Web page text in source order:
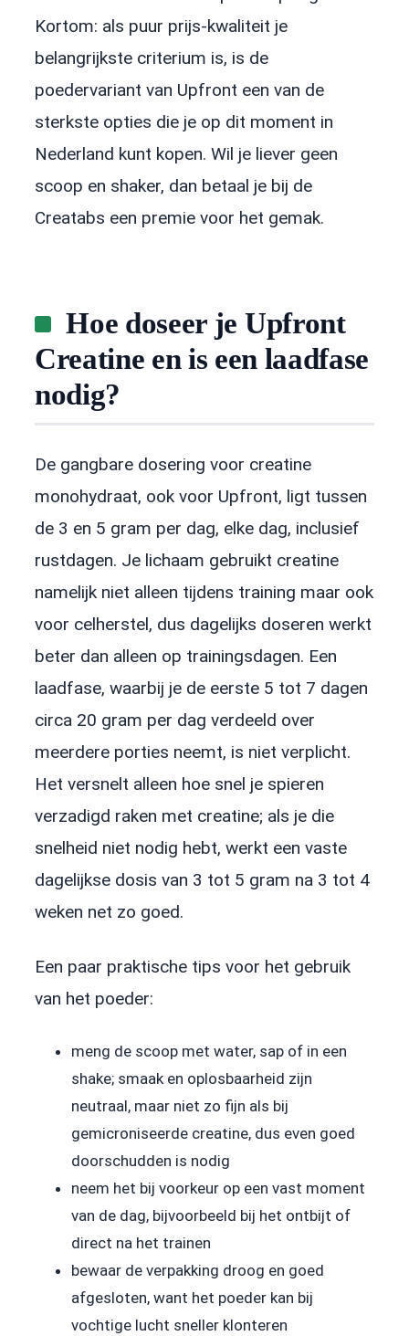
Kortom: als puur prijs-kwaliteit je
belangrijkste criterium is, is de
poedervariant van Upfront een van de
sterkste opties die je op dit moment in
Nederland kunt kopen. Wil je liever geen
scoop en shaker, dan betaal je bij de
Creatabs een premie voor het gemak.
Hoe doseer je Upfront
Creatine en is een laadfase
nodig?
De gangbare dosering voor creatine
monohydraat, ook voor Upfront, ligt tussen
de 3 en 5 gram per dag, elke dag, inclusief
rustdagen. Je lichaam gebruikt creatine
namelijk niet alleen tijdens training maar ook
voor celherstel, dus dagelijks doseren werkt
beter dan alleen op trainingsdagen. Een
laadfase, waarbij je de eerste 5 tot 7 dagen
circa 20 gram per dag verdeeld over
meerdere porties neemt, is niet verplicht.
Het versnelt alleen hoe snel je spieren
verzadigd raken met creatine; als je die
snelheid niet nodig hebt, werkt een vaste
dagelijkse dosis van 3 tot 5 gram na 3 tot 4
weken net zo goed.
Een paar praktische tips voor het gebruik
van het poeder:
meng de scoop met water, sap of in een
shake; smaak en oplosbaarheid zijn
neutraal, maar niet zo fijn als bij
gemicroniseerde creatine, dus even goed
doorschudden is nodig
neem het bij voorkeur op een vast moment
van de dag, bijvoorbeeld bij het ontbijt of
direct na het trainen
bewaar de verpakking droog en goed
afgesloten, want het poeder kan bij
vochtige lucht sneller klonteren